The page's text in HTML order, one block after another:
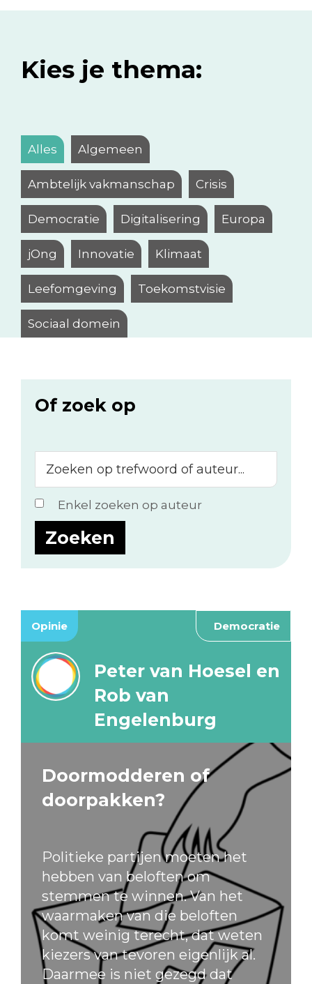
Kies je thema:
Alles Algemeen
Ambtelijk vakmanschap Crisis
Democratie Digitalisering Europa
jOng Innovatie Klimaat
Leefomgeving Toekomstvisie
Sociaal domein
Of zoek op
op
trefwoord
of
auteur...
Enkel zoeken op auteur
Opinie Democratie
Peter van Hoesel en
Rob van
Engelenburg
Doormodderen of
doorpakken?
Politieke partijen moeten het
hebben van beloften om
stemmen te winnen. Van het
waarmaken van die beloften
komt weinig terecht, dat weten
kiezers van tevoren eigenlijk al.
Daarmee is niet gezegd dat